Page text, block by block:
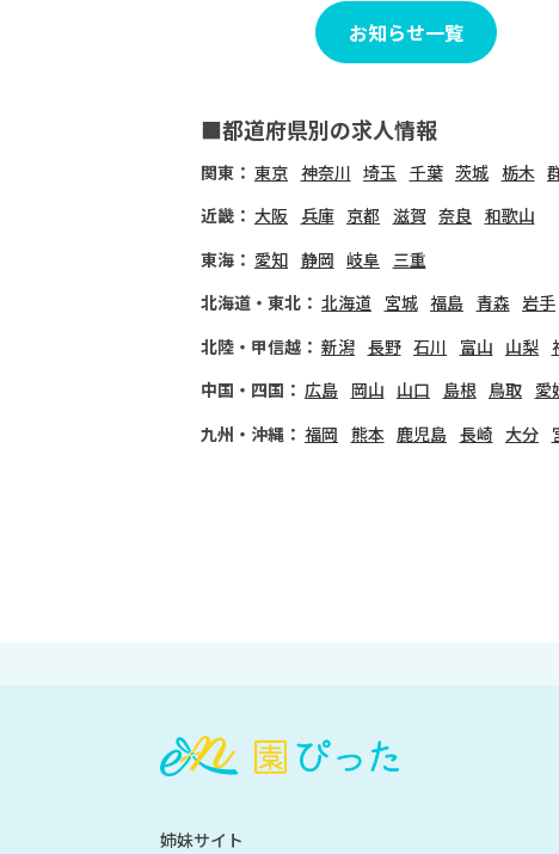
お知らせ一覧
■都道府県別の求人情報
関東： 東京 神奈川 埼玉 千葉 茨城 栃木
近畿： 大阪 兵庫 京都 滋賀 奈良 和歌山
東海： 愛知 静岡 岐阜
三重
北海道・東北： 北海道 宮城 福島 青森 岩手
北陸・甲信越： 新潟 長野 石川 富山 山梨
中国・四国： 広島 岡山 山口 島根 鳥取 愛
九州・沖縄： 福岡 熊本 鹿児島 長崎 大分
姉妹サイト